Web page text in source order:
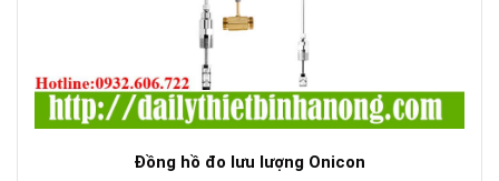
Đồng hồ đo lưu lượng Onicon